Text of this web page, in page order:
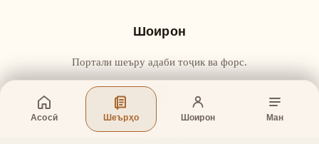
Асосӣ Шеърҳо Шоирон Ман
Шоирон
Портали шеъру адаби тоҷик ва форс.